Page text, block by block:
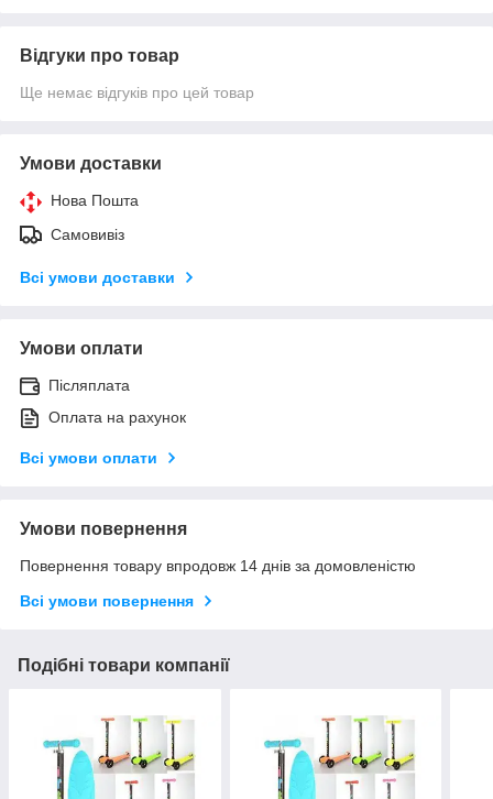
Відгуки про товар
Ще немає відгуків про цей товар
Умови доставки
Нова Пошта
Самовивіз
Всі умови доставки
Умови оплати
Післяплата
Оплата на рахунок
Всі умови оплати
Умови повернення
Повернення товару впродовж 14 днів за домовленістю
Всі умови повернення
Подібні товари компанії